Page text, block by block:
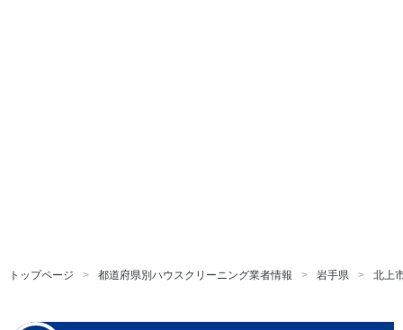
トップページ 都道府県別ハウスクリーニング業者情報 岩手県 北上